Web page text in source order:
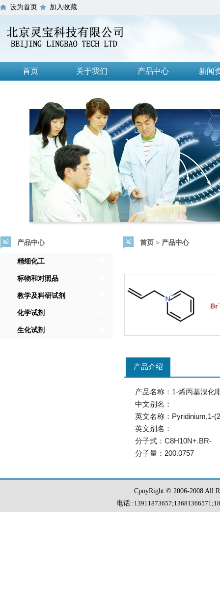
设为首页 加入收藏
首页 关于我们 产品中心 新闻
产品中心
精细化工
标物和对照品
教学及科研试剂
化学试剂
生化试剂
首页 > 产品中心
产品介绍
产品名称：1-烯丙基溴化
中文别名：
英文名称：Pyridinium,1-
英文别名：
分子式：C8H10N+.BR-
分子量：200.0757
CpoyRight © 2006-2008 All
电话::13911873657;13681366571;